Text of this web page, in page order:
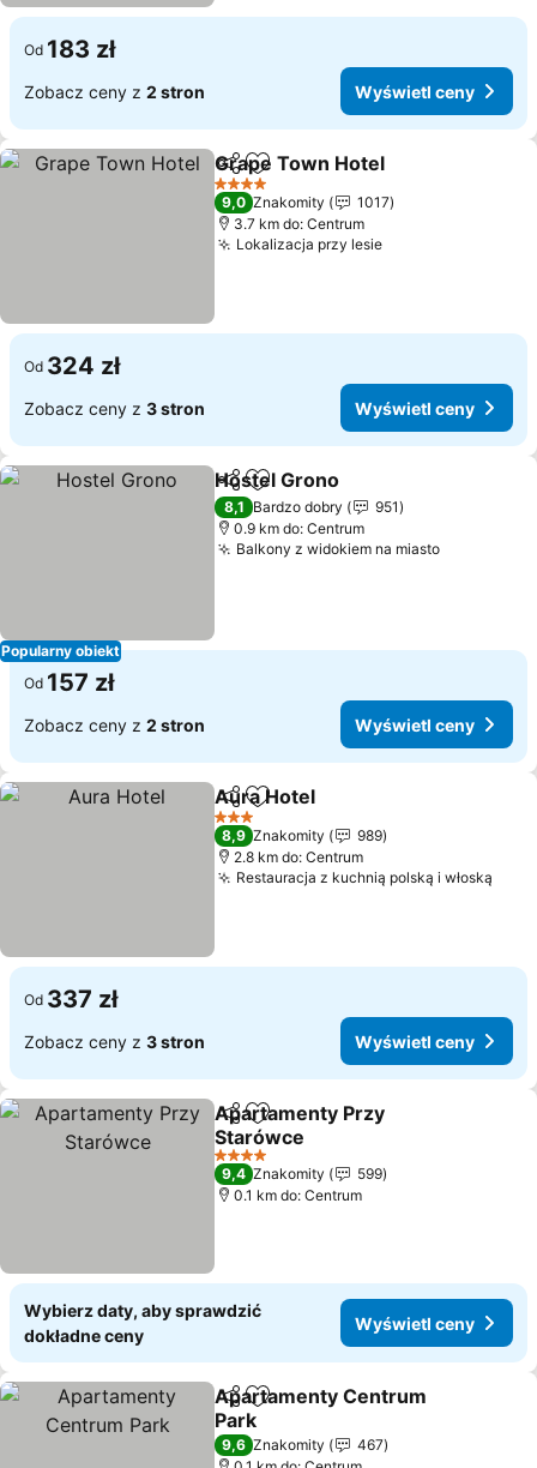
Od 183 zł
Zobacz ceny z 2 stron Wyświetl ceny
Udostępnij
Dodaj do ulubionych
Grape Town Hotel
4 Kategoria
9,0 Znakomity
1017
3.7 km do: Centrum
Lokalizacja przy lesieWyświetl ceny
Od 324 zł
Zobacz ceny z 3 stron Wyświetl ceny
Popularny obiekt
UdostępnijDodaj do ulubionych
Hostel Grono
8,1 Bardzo dobry
951
0.9 km do: Centrum
Balkony z widokiem na miastoWyświetl
Od 157 zł
Zobacz ceny z 2 stron Wyświetl ceny
Udostępnij
Dodaj do ulubionych
Aura Hotel
3 Kategoria
8,9 Znakomity
989
2.8 km do: Centrum
Restauracja z kuchnią polską i włoską
Od 337 zł
Zobacz ceny z 3 stron Wyświetl ceny
Udostępnij
Dodaj do ulubionych
Apartamenty Przy
Starówce
Wyświetl ceny
4 Kategoria
9,4 Znakomity
599
0.1 km do: Centrum
Wybierz daty, aby sprawdzić
dokładne ceny
Wyświetl ceny
Udostępnij
Dodaj do ulubionych
Apartamenty Centrum
Park
Wyświetl ceny
9,6 Znakomity
467